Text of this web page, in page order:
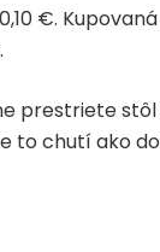
€.
prestriete
to chutí ako